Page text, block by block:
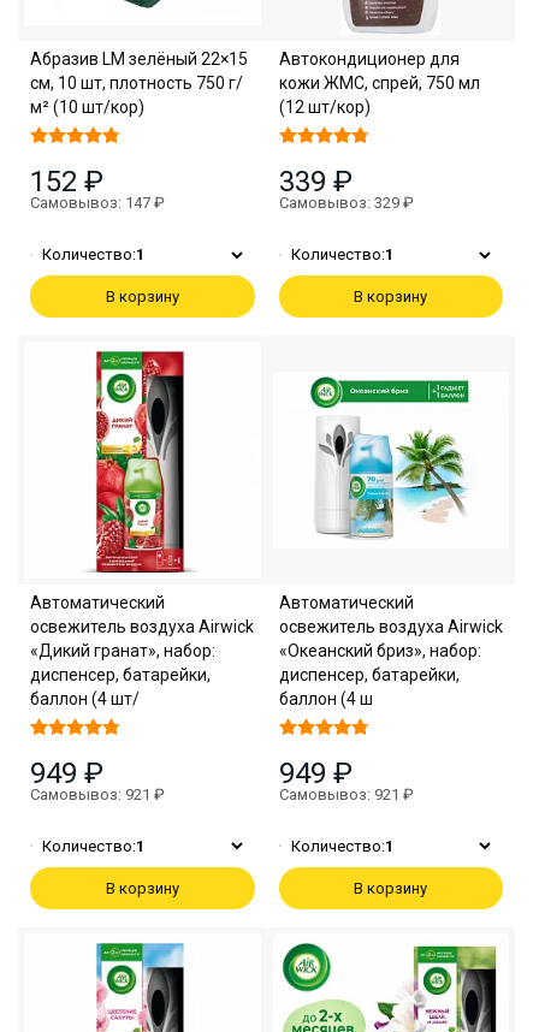
Абразив LM зелёный 22×15
см, 10 шт, плотность 750 г/
м² (10 шт/кор)
152 ₽
Самовывоз: 147 ₽
Количество:1
В корзину
Автокондиционер для
кожи ЖМС, спрей, 750 мл
(12 шт/кор)
339 ₽
Самовывоз: 329 ₽
Количество:1
В корзину
Автоматический
освежитель воздуха Airwick
«Дикий гранат», набор:
диспенсер, батарейки,
баллон (4 шт/
949 ₽
Самовывоз: 921 ₽
Количество:1
В корзину
Автоматический
освежитель воздуха Airwick
«Океанский бриз», набор:
диспенсер, батарейки,
баллон (4 ш
949 ₽
Самовывоз: 921 ₽
Количество:1
В корзину